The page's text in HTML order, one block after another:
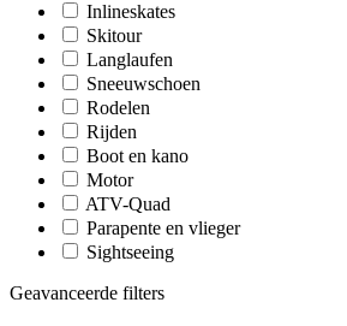
Inlineskates
Skitour
Langlaufen
Sneeuwschoen
Rodelen
Rijden
Boot en kano
Motor
ATV-Quad
Parapente en vlieger
Sightseeing
Geavanceerde filters